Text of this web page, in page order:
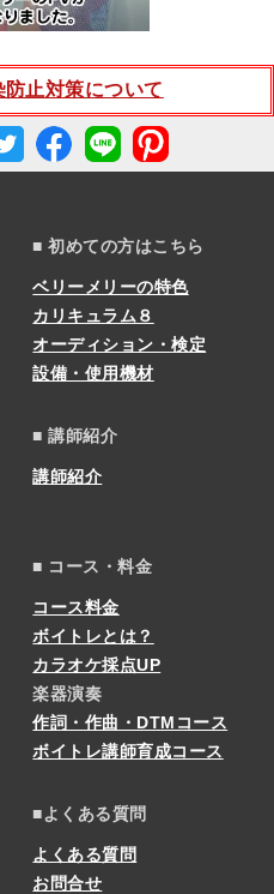
止対策について
■ 初めての方はこちら
ベリーメリーの特色
カリキュラム８
オーディション・検定
設備・使用機材
■ 講師紹介
講師紹介
■ コース・料金
コース料金
ボイトレとは？
カラオケ採点UP
楽器演奏
作詞・作曲・DTMコース
ボイトレ講師育成コース
■よくある質問
よくある質問
お問合せ